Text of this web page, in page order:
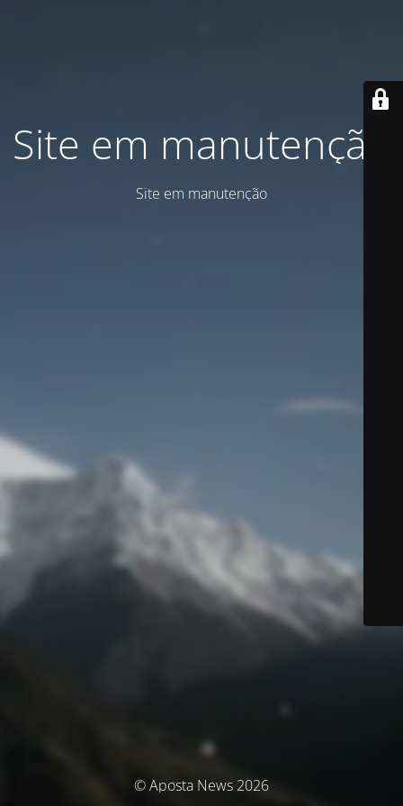
Site em manutenção
Site em manutenção
© Aposta News 2026